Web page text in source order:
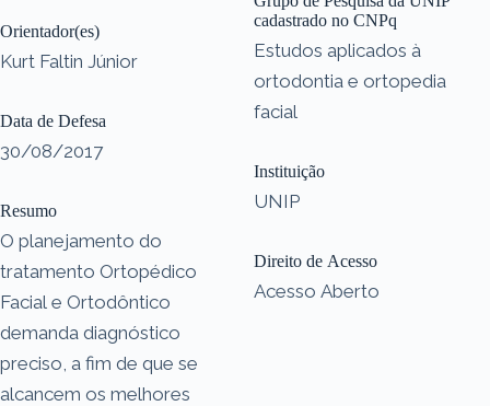
Orientador(es)
Kurt Faltin Júnior
Data de Defesa
30/08/2017
Resumo
O planejamento do
tratamento Ortopédico
Facial e Ortodôntico
demanda diagnóstico
preciso, a fim de que se
alcancem os melhores
cadastrado no CNPq
Estudos aplicados à
ortodontia e ortopedia
facial
Instituição
UNIP
Direito de Acesso
Acesso Aberto